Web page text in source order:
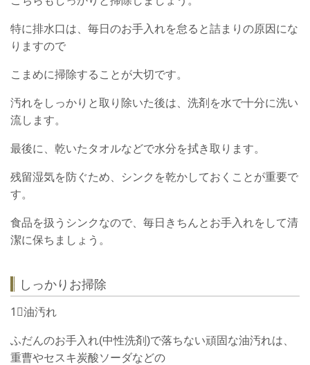
特に排水口は、毎日のお手入れを怠ると詰まりの原因にな
りますので
こまめに掃除することが大切です。
汚れをしっかりと取り除いた後は、洗剤を水で十分に洗い
流します。
最後に、乾いたタオルなどで水分を拭き取ります。
残留湿気を防ぐため、シンクを乾かしておくことが重要で
す。
食品を扱うシンクなので、毎日きちんとお手入れをして清
潔に保ちましょう。
しっかりお掃除
1⃣油汚れ
ふだんのお手入れ(中性洗剤)で落ちない頑固な油汚れは、
重曹やセスキ炭酸ソーダなどの